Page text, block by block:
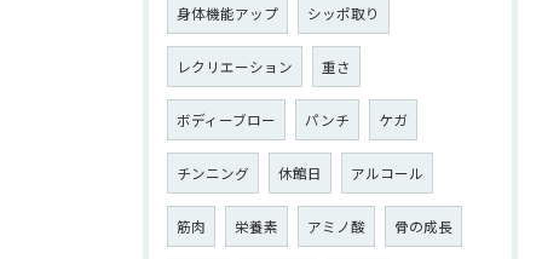
身体機能アップ シッポ取り
レクリエーション 重さ
ボディーブロー パンチ ケガ
チンニング 休館日 アルコール
筋肉 栄養素 アミノ酸 骨の成長